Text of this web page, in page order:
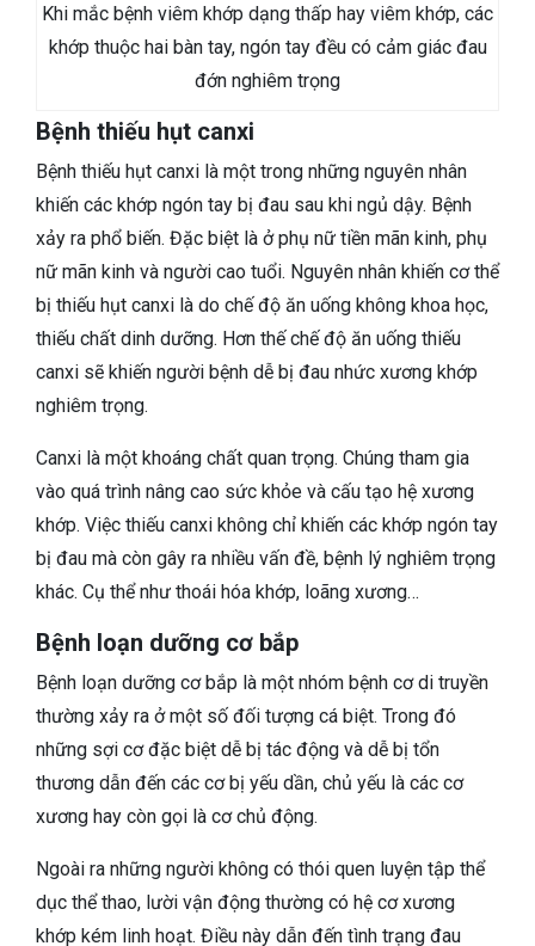
Khi mắc bệnh viêm khớp dạng thấp hay viêm khớp, các
khớp thuộc hai bàn tay, ngón tay đều có cảm giác đau
đớn nghiêm trọng
Bệnh thiếu hụt canxi
Bệnh thiếu hụt canxi là một trong những nguyên nhân
khiến các khớp ngón tay bị đau sau khi ngủ dậy. Bệnh
xảy ra phổ biến. Đặc biệt là ở phụ nữ tiền mãn kinh, phụ
nữ mãn kinh và người cao tuổi. Nguyên nhân khiến cơ thể
bị thiếu hụt canxi là do chế độ ăn uống không khoa học,
thiếu chất dinh dưỡng. Hơn thế chế độ ăn uống thiếu
canxi sẽ khiến người bệnh dễ bị đau nhức xương khớp
nghiêm trọng.
Canxi là một khoáng chất quan trọng. Chúng tham gia
vào quá trình nâng cao sức khỏe và cấu tạo hệ xương
khớp. Việc thiếu canxi không chỉ khiến các khớp ngón tay
bị đau mà còn gây ra nhiều vấn đề, bệnh lý nghiêm trọng
khác. Cụ thể như thoái hóa khớp, loãng xương…
Bệnh loạn dưỡng cơ bắp
Bệnh loạn dưỡng cơ bắp là một nhóm bệnh cơ di truyền
thường xảy ra ở một số đối tượng cá biệt. Trong đó
những sợi cơ đặc biệt dễ bị tác động và dễ bị tổn
thương dẫn đến các cơ bị yếu dần, chủ yếu là các cơ
xương hay còn gọi là cơ chủ động.
Ngoài ra những người không có thói quen luyện tập thể
dục thể thao, lười vận động thường có hệ cơ xương
khớp kém linh hoạt. Điều này dẫn đến tình trạng đau